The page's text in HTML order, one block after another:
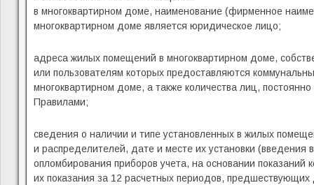
в многоквартирном доме, наименование (фирменное
многоквартирном доме является юридическое лицо;
адреса жилых помещений в многоквартирном доме,
или пользователям которых предоставляются
многоквартирном доме, а также количества лиц,
Правилами;
сведения о наличии и типе установленных в жилых
и распределителей, дате и месте их установки
опломбирования приборов учета, на основании показаний
их показания за 12 расчетных периодов,